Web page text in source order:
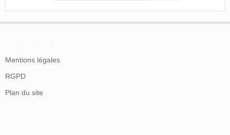
Mentions légales
RGPD
Plan du site